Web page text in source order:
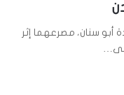
من بلدة أبو سنان، مصرعهما إثر